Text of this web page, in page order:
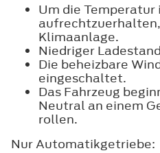
Um die Temperatur
Klimaanlage.
Niedriger
Die beheizbare
eingeschaltet.
Das Fahrzeug
Neutral an einem
rollen.
Nur Automatikgetriebe: